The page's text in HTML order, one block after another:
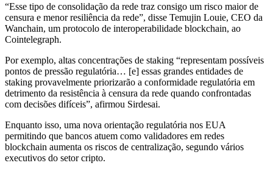
“Esse tipo de consolidação da rede traz consigo um risco maior de
censura e menor resiliência da rede”, disse Temujin Louie, CEO da
Wanchain, um protocolo de interoperabilidade blockchain, ao
Cointelegraph.
Por exemplo, altas concentrações de staking “representam possíveis
pontos de pressão regulatória… [e] essas grandes entidades de
staking provavelmente priorizarão a conformidade regulatória em
detrimento da resistência à censura da rede quando confrontadas
com decisões difíceis”, afirmou Sirdesai.
Enquanto isso, uma nova orientação regulatória nos EUA
permitindo que bancos atuem como validadores em redes
blockchain aumenta os riscos de centralização, segundo vários
executivos do setor cripto.